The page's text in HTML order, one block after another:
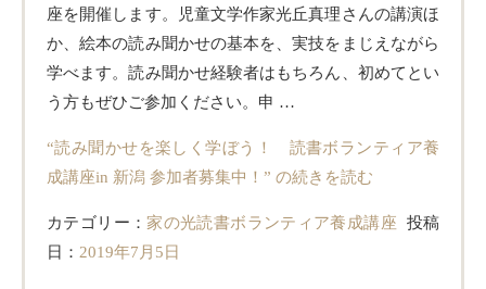
座を開催します。児童文学作家光丘真理さんの講演ほ
か、絵本の読み聞かせの基本を、実技をまじえながら
学べます。読み聞かせ経験者はもちろん、初めてとい
う方もぜひご参加ください。申 …
“読み聞かせを楽しく学ぼう！ 読書ボランティア養
成講座in 新潟 参加者募集中！” の続きを読む
カテゴリー：家の光読書ボランティア養成講座 投稿
日： 2019年7月5日